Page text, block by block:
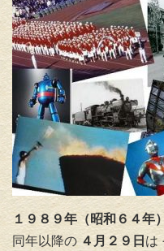
１９８９年（昭和６４年
同年以降の４月２９日は